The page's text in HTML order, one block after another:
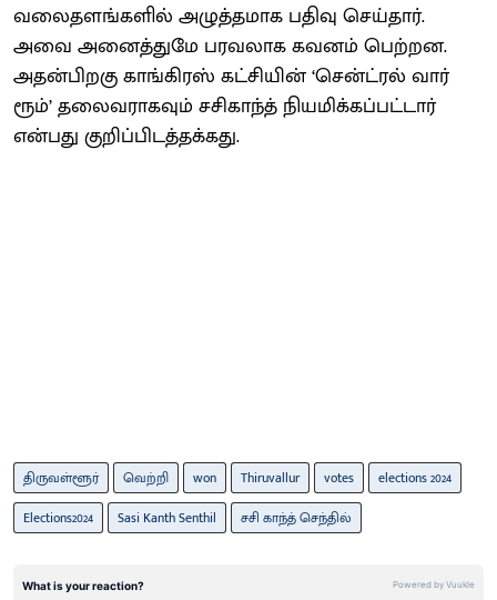
வலைதளங்களில் அழுத்தமாக பதிவு செய்தார்.
அவை அனைத்துமே பரவலாக கவனம் பெற்றன.
அதன்பிறகு காங்கிரஸ் கட்சியின் ‘சென்ட்ரல் வார்
ரூம்’ தலைவராகவும் சசிகாந்த் நியமிக்கப்பட்டார்
என்பது குறிப்பிடத்தக்கது.
திருவள்ளூர் வெற்றி won Thiruvallur votes
elections 2024
Elections2024
Sasi Kanth Senthil சசி காந்த் செந்தில்